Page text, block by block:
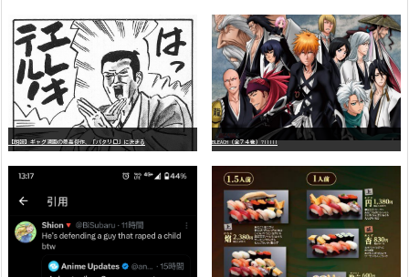
【朗報】ギャグ漫画の最高傑作、「パタリロ」に決まる BLEACH（全７４巻）?!!!!!